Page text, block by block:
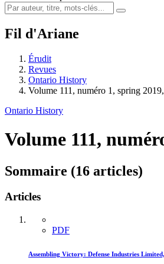
Fil d'Ariane
Érudit
Revues
Ontario History
Volume 111, numéro 1, spring
Ontario History
Volume 111,
Sommaire (16 articles)
Articles
PDF
Assembling Victory: Defense Industries